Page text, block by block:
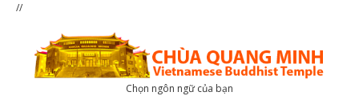
//
Chọn ngôn ngữ của bạn